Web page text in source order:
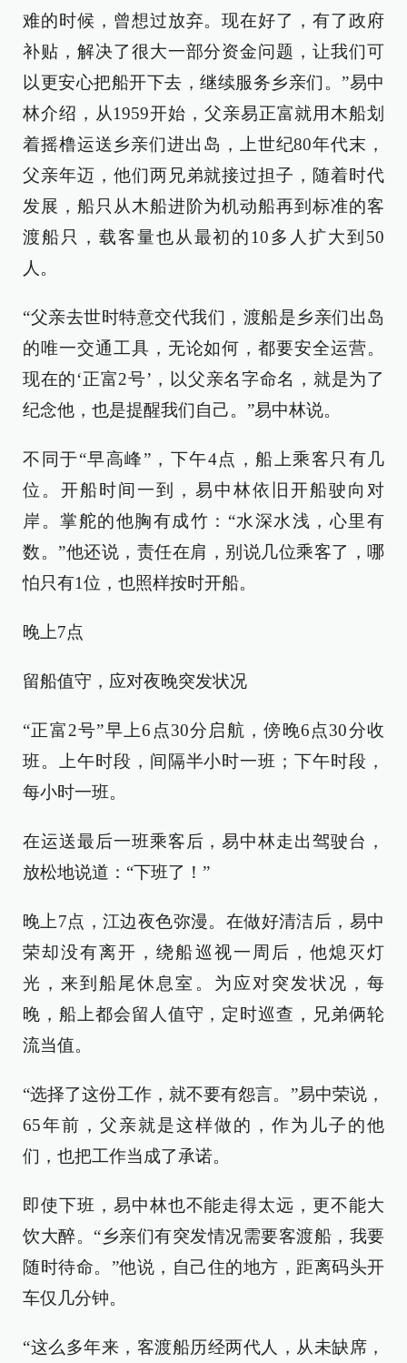
难的时候，曾想过放弃。现在好了，有了政府
补贴，解决了很大一部分资金问题，让我们可
以更安心把船开下去，继续服务乡亲们。”易中
林介绍，从1959开始，父亲易正富就用木船划
着摇橹运送乡亲们进出岛，上世纪80年代末，
父亲年迈，他们两兄弟就接过担子，随着时代
发展，船只从木船进阶为机动船再到标准的客
渡船只，载客量也从最初的10多人扩大到50
人。
“父亲去世时特意交代我们，渡船是乡亲们出岛
的唯一交通工具，无论如何，都要安全运营。
现在的‘正富2号’，以父亲名字命名，就是为了
纪念他，也是提醒我们自己。”易中林说。
不同于“早高峰”，下午4点，船上乘客只有几
位。开船时间一到，易中林依旧开船驶向对
岸。掌舵的他胸有成竹：“水深水浅，心里有
数。”他还说，责任在肩，别说几位乘客了，哪
怕只有1位，也照样按时开船。
晚上7点
留船值守，应对夜晚突发状况
“正富2号”早上6点30分启航，傍晚6点30分收
班。上午时段，间隔半小时一班；下午时段，
每小时一班。
在运送最后一班乘客后，易中林走出驾驶台，
放松地说道：“下班了！”
晚上7点，江边夜色弥漫。在做好清洁后，易中
荣却没有离开，绕船巡视一周后，他熄灭灯
光，来到船尾休息室。为应对突发状况，每
晚，船上都会留人值守，定时巡查，兄弟俩轮
流当值。
“选择了这份工作，就不要有怨言。”易中荣说，
65年前，父亲就是这样做的，作为儿子的他
们，也把工作当成了承诺。
即使下班，易中林也不能走得太远，更不能大
饮大醉。“乡亲们有突发情况需要客渡船，我要
随时待命。”他说，自己住的地方，距离码头开
车仅几分钟。
“这么多年来，客渡船历经两代人，从未缺席，